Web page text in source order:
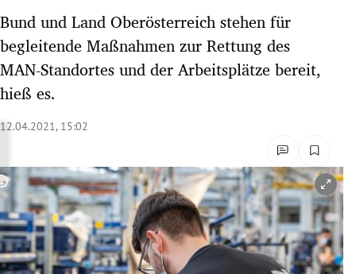
Untermenü
Untermenü
Untermenü
Untermenü
Untermenü
Untermenü
Bund und Land Oberösterreich stehen für
begleitende Maßnahmen zur Rettung des
MAN-Standortes und der Arbeitsplätze bereit,
hieß es.
12.04.2021, 15:02
Copyright-Hinweis öffnen/schließen